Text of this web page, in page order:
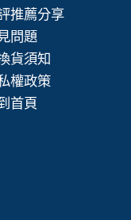
推薦分享
問題
貨須知
權政策
首頁